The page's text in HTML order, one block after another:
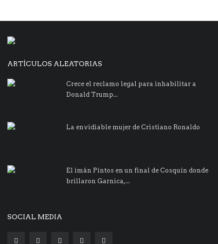
ARTÍCULOS ALEATORIAS
Crece el reclamo legal para inhabilitar a
Donald Trump...
La envidiable mujer de Cristiano Ronaldo
El imán Pintos en un final de Cosquín donde
brillaron Garnica,...
SOCIAL MEDIA